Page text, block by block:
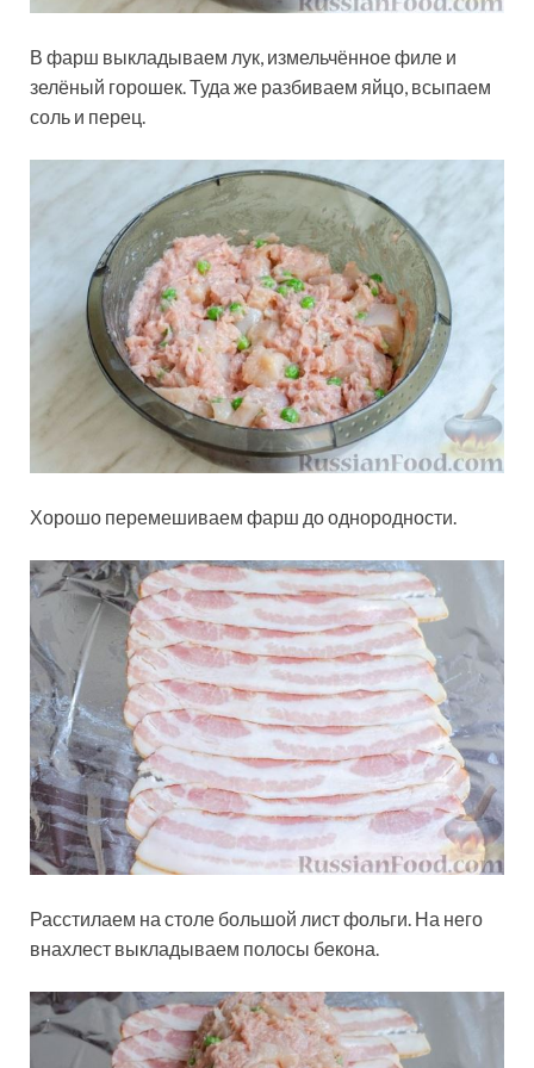
В фарш выкладываем лук, измельчённое филе и
зелёный горошек. Туда же разбиваем яйцо, всыпаем
соль и перец.
Хорошо перемешиваем фарш до однородности.
Расстилаем на столе большой лист фольги. На него
внахлест выкладываем полосы бекона.